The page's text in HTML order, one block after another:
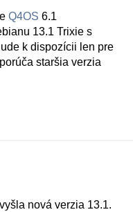
Q4OS 6.1
13.1 Trixie s
k dispozícii len pre
staršia verzia
nová verzia 13.1.